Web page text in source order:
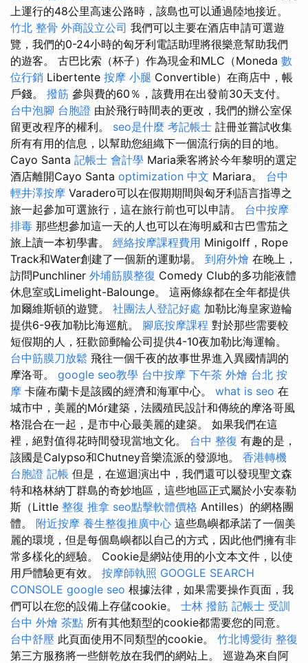
上運行的48公里高速公路時，該島也可以通過陸地接近。
竹北 整骨 外商設立公司 我們可以主要在酒店申請可選遊
覽，我們的0-24小時的匈牙利電話助理將很樂意幫助我們
的遊客。 古巴比索（杯子）作為現金和MLC（Moneda 數
位行銷 Libertente 按摩 小腿 Convertible）在商店中，帳
戶錢。 撥筋 參與費的60％，該費用在出發前30天支付。
台中泡腳 台胞證 由於飛行時間表的更改，我們的辦公室保
留更改程序的權利。 seo是什麼 考記帳士 註冊並嘗試收集
所有有用的信息，以幫助您組織下一個流行病的目的地。
Cayo Santa 記帳士 會計學 Maria乘客將於今年黎明的選定
酒店離開Cayo Santa optimization 中文 Mariara。 台中
輕井澤按摩 Varadero可以在假期期間與匈牙利語言指導之
旅一起參加可選旅行，這在旅行前也可以申請。 台中按摩
排毒 那些想參加這一天的人也可以在海明威和古巴雪茄之
旅上讀一本初學書。 經絡按摩課程費用 Minigolff，Rope
Track和Water創建了一個新的運動場。 到府外燴 在晚上，
訪問Punchliner 外埔筋膜整復 Comedy Club的多功能液體
休息室或Limelight-Balounge。 這兩條線都在全年都提供
加爾維斯頓的遊覽。 社團法人登記好處 加勒比海皇家遊輪
提供6-9夜加勒比海巡航。 腳底按摩課程 對於那些需要較
短假期的人，狂歡節郵輪​​公司提供4-10夜加勒比海運輸。
台中筋膜刀放鬆 飛往一個千夜的故事世界進入異國情調的
摩洛哥。 google seo教學 台中按摩 下午茶 外燴 台北 按
摩 卡薩布蘭卡是該國的經濟和海軍中心。 what is seo 在
城市中，美麗的Mór建築，法國殖民設計和傳統的摩洛哥風
格混合在一起，是市中心最美麗的建築。 如果我們在這
裡，絕對值得花時間發現當地文化。 台中 整復 有趣的是，
該國是Calypso和Chutney音樂流派的發源地。 香港轉機
台胞證 記帳 但是，在巡迴演出中，我們還可以發現聖文森
特和格林納丁群島的奇妙地區，這些地區正式屬於小安泰勒
斯（Little 整復 推拿 seo點擊軟體價格 Antilles）的網格團
體。 附近按摩 養生整復推廣中心 這些島嶼都承諾了一個美
麗的環境，但是每個島嶼都以自己的方式，因此他們擁有非
常多樣化的經驗。 Cookie是網站使用的小文本文件，以使
用戶體驗更有效。 按摩師執照 GOOGLE SEARCH
CONSOLE google seo 根據法律，如果需要操作頁面，我
們可以在您的設備上存儲cookie。 士林 撥筋 記帳士 受訓
台中 外燴 茶點 所有其他類型的cookie都需要您的同意。
台中舒壓 此頁面使用不同類型的cookie。 竹北博愛街 整復
第三方服務將一些餅乾放在我們的網站上。 巡遊為來自阿